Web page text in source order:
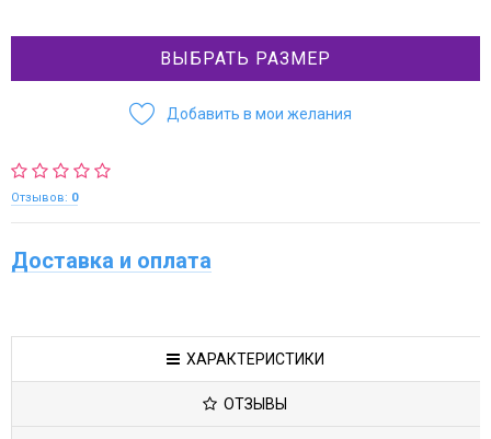
ВЫБРАТЬ РАЗМЕР
Добавить в мои желания
Отзывов: 0
Доставка и оплата
ХАРАКТЕРИСТИКИ
ОТЗЫВЫ